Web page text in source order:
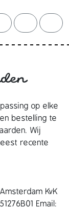
accountcart
op elke
bestelling te
Wij
recente
KvK
Email: